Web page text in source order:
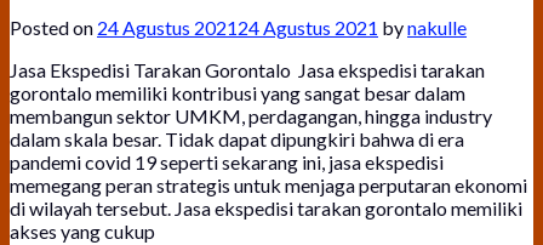
Posted on 24 Agustus 202124 Agustus 2021 bynakulle
Jasa Ekspedisi Tarakan Gorontalo Jasa ekspedisi tarakan
gorontalo memiliki kontribusi yang sangat besar dalam
membangun sektor UMKM, perdagangan, hingga industry
dalam skala besar. Tidak dapat dipungkiri bahwa di era
pandemi covid 19 seperti sekarang ini, jasa ekspedisi
memegang peran strategis untuk menjaga perputaran ekonomi
di wilayah tersebut. Jasa ekspedisi tarakan gorontalo memiliki
akses yang cukup